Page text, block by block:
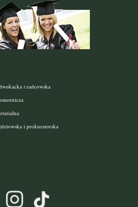
i radcowska
i prokuratorska